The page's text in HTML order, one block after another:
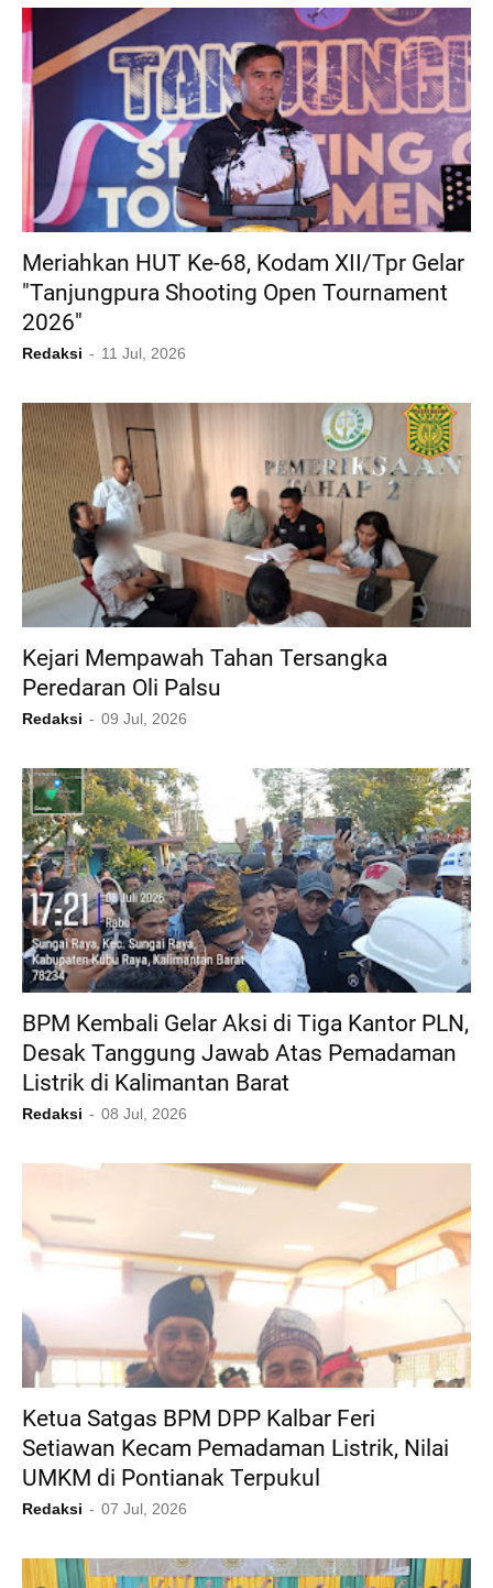
Meriahkan HUT Ke-68, Kodam XII/Tpr Gelar
"Tanjungpura Shooting Open Tournament
2026"
Redaksi 11 Jul, 2026
Kejari Mempawah Tahan Tersangka
Peredaran Oli Palsu
Redaksi 09 Jul, 2026
BPM Kembali Gelar Aksi di Tiga Kantor PLN,
Desak Tanggung Jawab Atas Pemadaman
Listrik di Kalimantan Barat
Redaksi 08 Jul, 2026
Ketua Satgas BPM DPP Kalbar Feri
Setiawan Kecam Pemadaman Listrik, Nilai
UMKM di Pontianak Terpukul
Redaksi 07 Jul, 2026